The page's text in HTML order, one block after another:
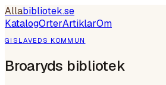
Allabibliotek.se
KatalogOrterArtiklarOm
GISLAVEDS KOMMUN
Broaryds bibliotek